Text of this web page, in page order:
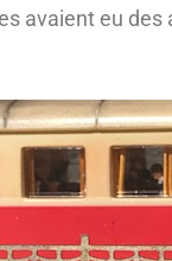
avaient eu des